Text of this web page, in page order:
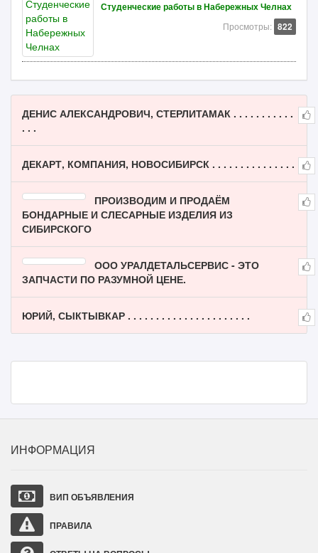
Студенческие работы в Набережных Челнах
Просмотры: 822
ДЕНИС АЛЕКСАНДРОВИЧ, СТЕРЛИТАМАК . . . . . . . . . . .
. . .
ДЕКАРТ, КОМПАНИЯ, НОВОСИБИРСК . . . . . . . . . . . . . . .
ПРОИЗВОДИМ И ПРОДАЁМ
БОНДАРНЫЕ И СЛЕСАРНЫЕ ИЗДЕЛИЯ ИЗ
СИБИРСКОГО
ООО УРАЛДЕТАЛЬСЕРВИС - ЭТО
ЗАПЧАСТИ ПО РАЗУМНОЙ ЦЕНЕ.
ЮРИЙ, СЫКТЫВКАР . . . . . . . . . . . . . . . . . . . . . .
ИНФОРМАЦИЯ
ВИП ОБЪЯВЛЕНИЯ
ПРАВИЛА